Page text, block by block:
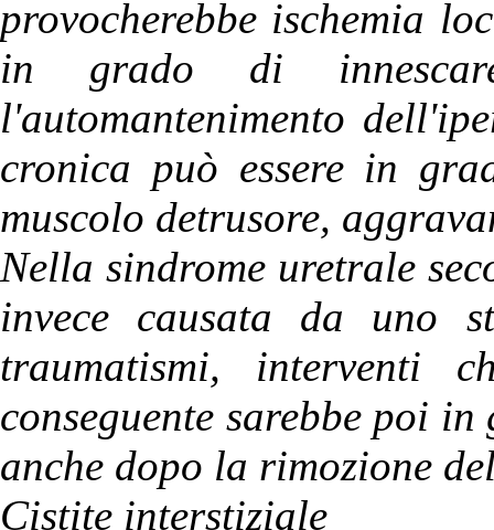
provocherebbe ischemia
in grado di
l'automantenimento
cronica può essere in
muscolo detrusore,
Nella sindrome uretrale
invece causata da uno
traumatismi, interventi
conseguente sarebbe poi
anche dopo la rimozione
Cistite interstiziale